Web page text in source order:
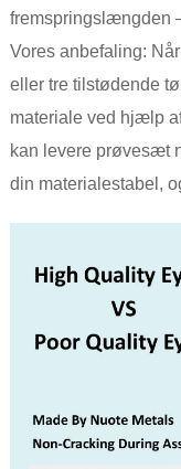
fremspringslængden
Vores anbefaling:
eller tre tilstødende
materiale ved hjælp
kan levere prøvesæt
din materialestabel,